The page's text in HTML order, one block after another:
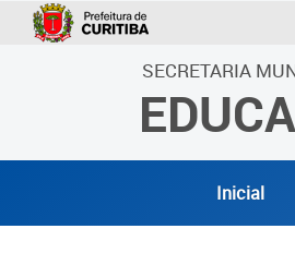
SECRETARIA
Inicial